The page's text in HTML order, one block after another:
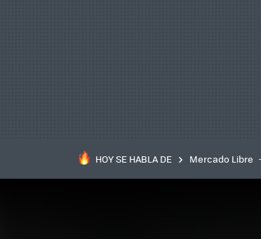
HOY SE HABLA DE Mercado Libre